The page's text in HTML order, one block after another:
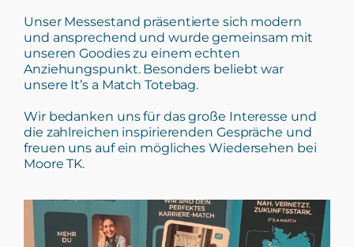
Unser Messestand präsentierte sich modern
und ansprechend und wurde gemeinsam mit
unseren Goodies zu einem echten
Anziehungspunkt. Besonders beliebt war
unsere It’s a Match Totebag.
Wir bedanken uns für das große Interesse und
die zahlreichen inspirierenden Gespräche und
freuen uns auf ein mögliches Wiedersehen bei
Moore TK.